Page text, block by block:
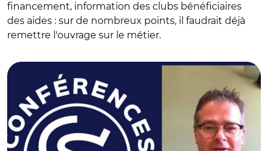
financement, information des clubs bénéficiaires
des aides : sur de nombreux points, il faudrait déjà
remettre l'ouvrage sur le métier.
© DR avec capture vidéo Assemblée nationale/ Bertrand